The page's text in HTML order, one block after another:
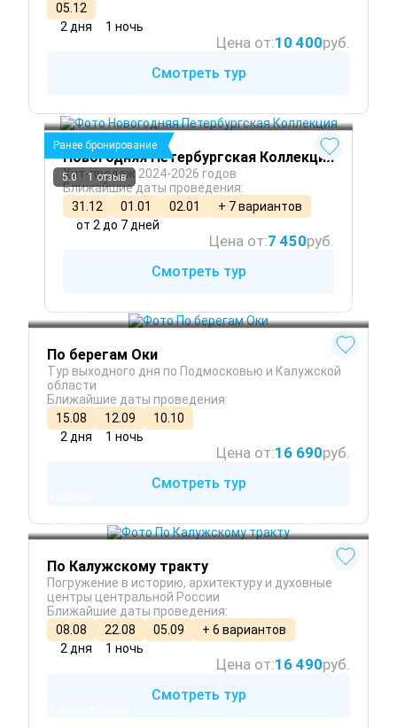
05.12
2 дня
1 ночь
Цена от:10 400руб.
Смотреть тур
Санкт-Петербург
Ранее бронирование
5.0 1 отзыв
Зима
Новогодняя Петербургская Коллекция
Хит-продаж 2024-2026 годов
Ближайшие даты проведения:
31.12
01.01 02.01
+ 7 вариантов
от 2 до 7 дней
Цена от:7 450руб.
Смотреть тур
Таруса
Лето
Весна
По берегам Оки
Тур выходного дня по Подмосковью и Калужской
области
Ближайшие даты проведения:
15.08
12.09
10.10
2 дня
1 ночь
Цена от:16 690руб.
Смотреть тур
Калуга
Круглый год
По Калужскому тракту
Погружение в историю, архитектуру и духовные
центры центральной России
Ближайшие даты проведения:
08.08
22.08 05.09
+ 6 вариантов
2 дня
1 ночь
Цена от:16 490руб.
Смотреть тур